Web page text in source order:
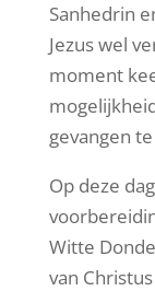
Sanhedrin
Jezus wel
moment
gevangen
Op deze
Witte
van